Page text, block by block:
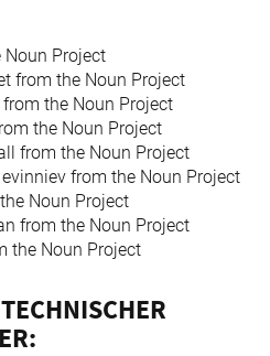
Noun Project
from the Noun Project
the Noun Project
the Noun Project
from the Noun Project
from the Noun Project
Noun Project
from the Noun Project
the Noun Project